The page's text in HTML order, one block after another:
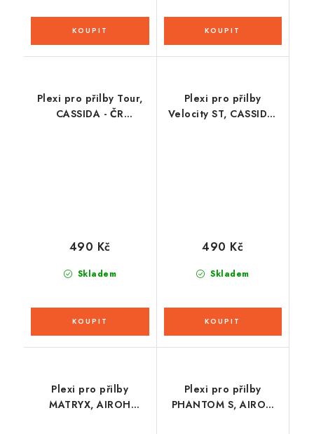
Plexi pro přilby Tour,
CASSIDA - ČR
Skladem
490 Kč
Plexi pro přilby
Velocity ST, CASSIDA,
Skladem
490 Kč
Plexi pro přilby
MATRYX, AIROH
Plexi pro přilby
PHANTOM S, AIROH